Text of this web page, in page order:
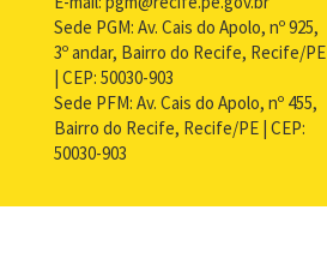
Sede PGM: Av. Cais do Apolo, nº 925,
3º andar, Bairro do Recife, Recife/PE
| CEP: 50030-903
Sede PFM: Av. Cais do Apolo, nº 455,
Bairro do Recife, Recife/PE | CEP:
50030-903